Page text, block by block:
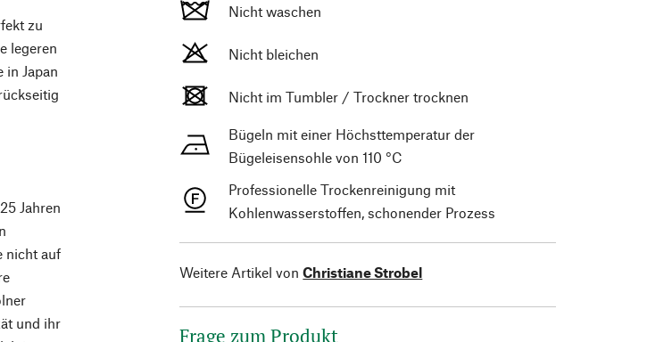
zu
legeren
in Japan
Jahren
nicht auf
und ihr
Nicht waschen
Nicht bleichen
Nicht im Tumbler / Trockner trocknen
Bügeln mit einer Höchsttemperatur der
Bügeleisensohle von 110 °C
Professionelle Trockenreinigung mit
Kohlenwasserstoffen, schonender Prozess
Weitere Artikel von Christiane Strobel
Frage zum Produkt